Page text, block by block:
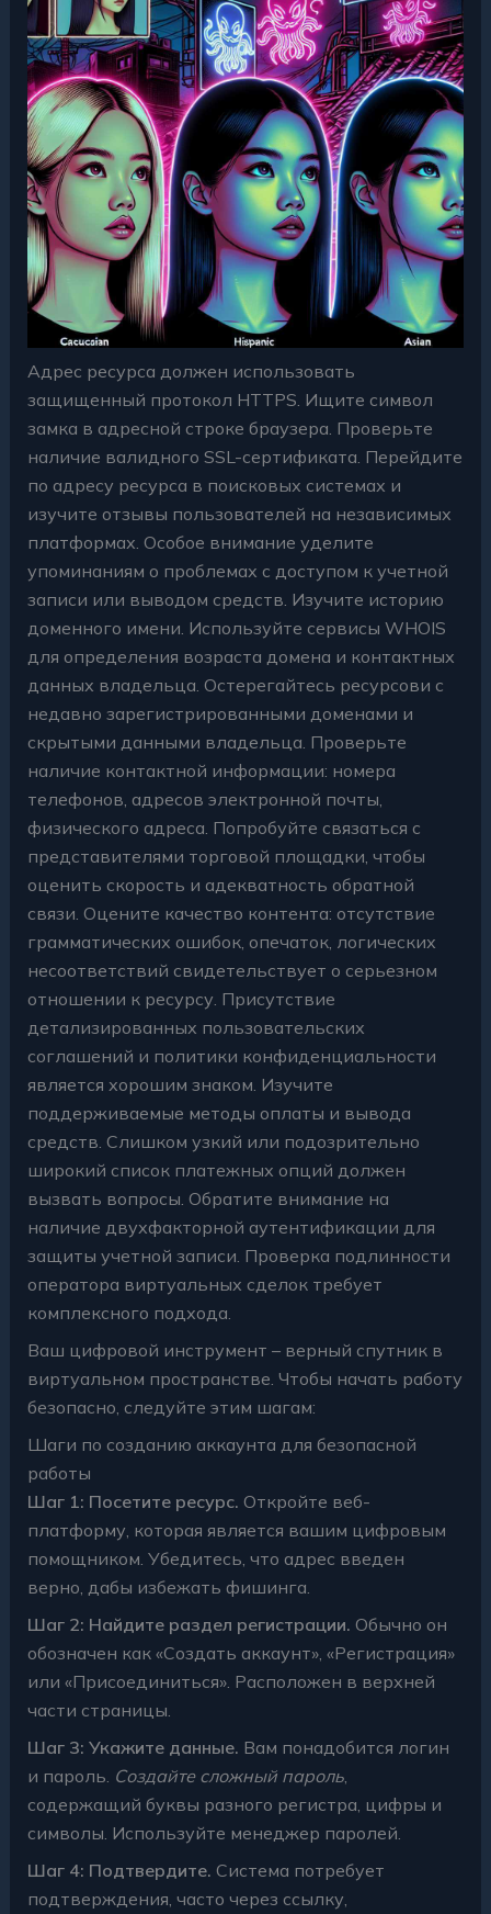
Адрес ресурса должен использовать
защищенный протокол HTTPS. Ищите символ
замка в адресной строке браузера. Проверьте
наличие валидного SSL-сертификата. Перейдите
по адресу ресурса в поисковых системах и
изучите отзывы пользователей на независимых
платформах. Особое внимание уделите
упоминаниям о проблемах с доступом к учетной
записи или выводом средств. Изучите историю
доменного имени. Используйте сервисы WHOIS
для определения возраста домена и контактных
данных владельца. Остерегайтесь ресурсови с
недавно зарегистрированными доменами и
скрытыми данными владельца. Проверьте
наличие контактной информации: номера
телефонов, адресов электронной почты,
физического адреса. Попробуйте связаться с
представителями торговой площадки, чтобы
оценить скорость и адекватность обратной
связи. Оцените качество контента: отсутствие
грамматических ошибок, опечаток, логических
несоответствий свидетельствует о серьезном
отношении к ресурсу. Присутствие
детализированных пользовательских
соглашений и политики конфиденциальности
является хорошим знаком. Изучите
поддерживаемые методы оплаты и вывода
средств. Слишком узкий или подозрительно
широкий список платежных опций должен
вызвать вопросы. Обратите внимание на
наличие двухфакторной аутентификации для
защиты учетной записи. Проверка подлинности
оператора виртуальных сделок требует
комплексного подхода.
Ваш цифровой инструмент – верный спутник в
виртуальном пространстве. Чтобы начать работу
безопасно, следуйте этим шагам:
Шаги по созданию аккаунта для безопасной
работы
Шаг 1: Посетите ресурс. Откройте веб-
платформу, которая является вашим цифровым
помощником. Убедитесь, что адрес введен
верно, дабы избежать фишинга.
Шаг 2: Найдите раздел регистрации. Обычно он
обозначен как «Создать аккаунт», «Регистрация»
или «Присоединиться». Расположен в верхней
части страницы.
Шаг 3: Укажите данные. Вам понадобится логин
и пароль. Создайте сложный пароль,
содержащий буквы разного регистра, цифры и
символы. Используйте менеджер паролей.
Шаг 4: Подтвердите. Система потребует
подтверждения, часто через ссылку,